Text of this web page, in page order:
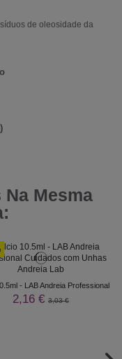
de oleosidade da
Mesma
- LAB Andreia Professional
2,16 € 3,03 €